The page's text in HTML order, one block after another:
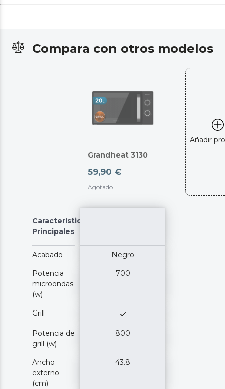
Compara con otros modelos
Grandheat 3130
59,90 €
Agotado
Añadir
Características
Principales
Acabado Negro
Potencia
microondas
(w)
700
Grill
Potencia de
grill (w)
800
Ancho
externo
(cm)
43.8